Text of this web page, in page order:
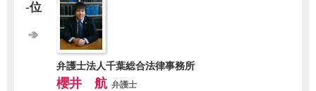
-位
弁護士法人千葉総合法律事務所
櫻井 航 弁護士